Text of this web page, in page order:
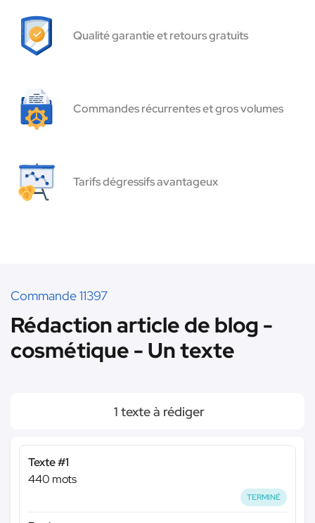
Qualité garantie et retours gratuits
Commandes récurrentes et gros volumes
Tarifs dégressifs avantageux
Commande 11397
Rédaction article de blog -
cosmétique - Un texte
1 texte à rédiger
Texte #1
440 mots
TERMINÉ